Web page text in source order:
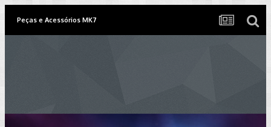
Peças e Acessórios MK7